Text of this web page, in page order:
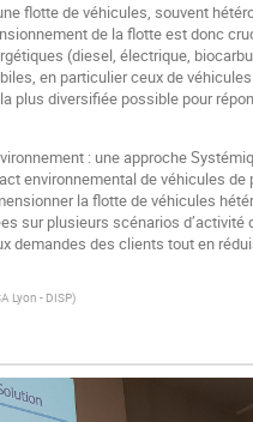
flotte de véhicules, souvent
de la flotte est donc
(diesel, électrique,
en particulier ceux de
plus diversifiée possible pour
: une approche
environnemental de véhicules
la flotte de véhicules
sur plusieurs scénarios
demandes des clients tout en
Lyon - DISP)